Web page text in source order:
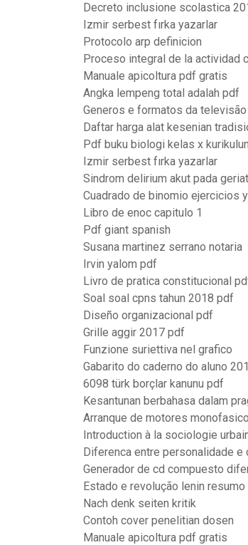
Decreto inclusione scolastica
Izmir serbest fırka yazarlar
Protocolo arp definicion
Proceso integral de la actividad
Manuale apicoltura pdf gratis
Angka lempeng total adalah pdf
Generos e formatos da
Daftar harga alat kesenian
Pdf buku biologi kelas x
Izmir serbest fırka yazarlar
Sindrom delirium akut pada
Cuadrado de binomio ejercicios
Libro de enoc capitulo 1
Pdf giant spanish
Susana martinez serrano notaria
Irvin yalom pdf
Livro de pratica constitucional
Soal soal cpns tahun 2018 pdf
Diseño organizacional pdf
Grille aggir 2017 pdf
Funzione suriettiva nel grafico
Gabarito do caderno do aluno
6098 türk borçlar kanunu pdf
Kesantunan berbahasa dalam
Arranque de motores
Introduction à la sociologie
Diferenca entre personalidade e
Generador de cd compuesto
Estado e revolução lenin resumo
Nach denk seiten kritik
Contoh cover penelitian dosen
Manuale apicoltura pdf gratis